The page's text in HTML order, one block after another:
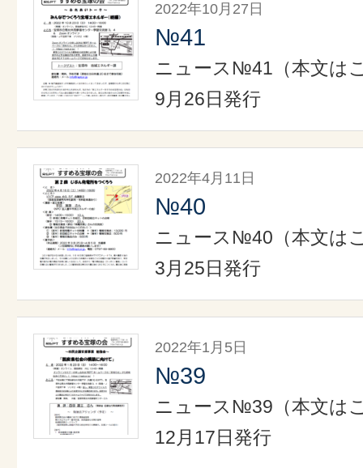
2022年10月27日
№41
ニュース№41（本文は
9月26日発行
2022年4月11日
№40
ニュース№40（本文は
3月25日発行
2022年1月5日
№39
ニュース№39（本文は
12月17日発行